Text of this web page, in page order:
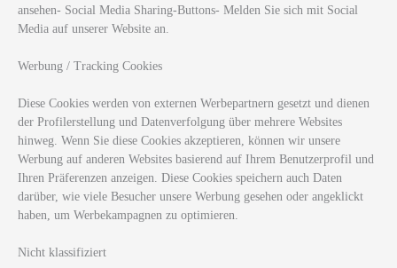
ansehen- Social Media Sharing-Buttons- Melden Sie sich mit Social
Media auf unserer Website an.
Werbung / Tracking Cookies
Diese Cookies werden von externen Werbepartnern gesetzt und dienen
der Profilerstellung und Datenverfolgung über mehrere Websites
hinweg. Wenn Sie diese Cookies akzeptieren, können wir unsere
Werbung auf anderen Websites basierend auf Ihrem Benutzerprofil und
Ihren Präferenzen anzeigen. Diese Cookies speichern auch Daten
darüber, wie viele Besucher unsere Werbung gesehen oder angeklickt
haben, um Werbekampagnen zu optimieren.
Nicht klassifiziert